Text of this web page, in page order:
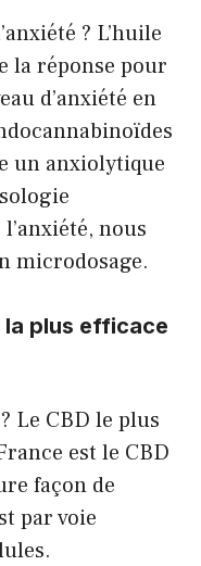
? L’huile
la réponse pour
d’anxiété en
un anxiolytique
nous
microdosage.
la plus efficace
Le CBD le plus
est le CBD
façon de
par voie